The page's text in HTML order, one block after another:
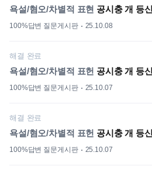
욕설/혐오/차별적 표현 공시충 개 등
100%답변 질문게시판 25.10.08
해결 완료
욕설/혐오/차별적 표헌 공시충 개 등
100%답변 질문게시판 25.10.07
해결 완료
욕설/혐오/차별적 표헌 공시충 개 등
100%답변 질문게시판 25.10.07